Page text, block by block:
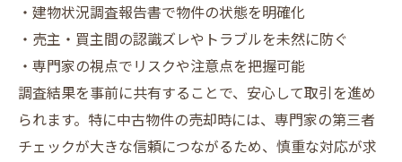
・建物状況調査報告書で物件の状態を明確化
・売主・買主間の認識ズレやトラブルを未然に防ぐ
・専門家の視点でリスクや注意点を把握可能
調査結果を事前に共有することで、安心して取引を進め
られます。特に中古物件の売却時には、専門家の第三者
チェックが大きな信頼につながるため、慎重な対応が求